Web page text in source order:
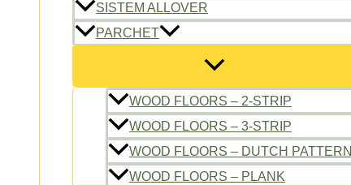
SISTEM ALLOVER
PARCHET
WOOD FLOORS – 2-STRIP
WOOD FLOORS – 3-STRIP
WOOD FLOORS – DUTCH PATTERN
WOOD FLOORS – PLANK